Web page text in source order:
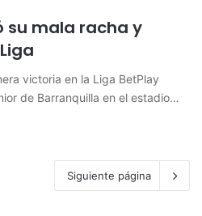
su mala racha y
victoria en la Liga BetPlay
de Barranquilla en el estadio…
Siguiente página